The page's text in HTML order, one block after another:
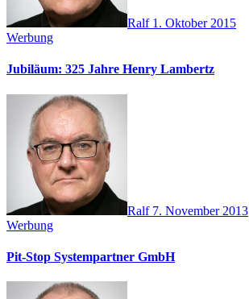
Ralf 1. Oktober 2015
Werbung
Jubiläum: 325 Jahre Henry Lambertz
Ralf 7. November 2013
Werbung
Pit-Stop Systempartner GmbH